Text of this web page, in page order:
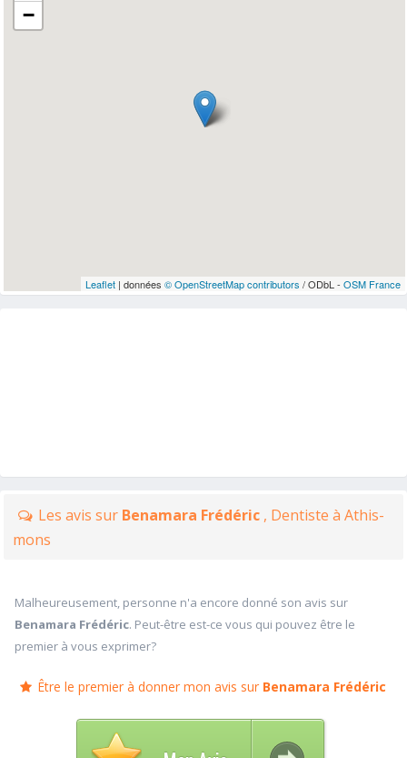
−
Leaflet| données © OpenStreetMap contributors / ODbL - OSM France
Les avis sur Benamara Frédéric , Dentiste à Athis-
mons
Malheureusement, personne n'a encore donné son avis sur
Benamara Frédéric. Peut-être est-ce vous qui pouvez être le
premier à vous exprimer?
Être le premier à donner mon avis sur Benamara Frédéric